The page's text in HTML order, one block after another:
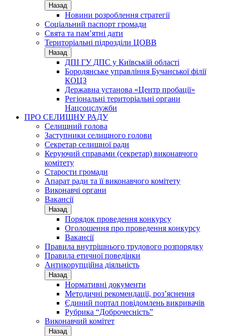
Назад
Новини розроблення стратегії
Соціальний паспорт громади
Свята та пам’ятні дати
Територіальні підрозділи ЦОВВ
Назад
ДПІ ГУ ДПС у Київській області
Бородянське управління Бучанської філії
КОЦЗ
Державна установа «Центр пробації»
Регіональні територіальні органи
Нацсоцслужби
ПРО СЕЛИЩНУ РАДУ
Селищний голова
Заступники селищного голови
Секретар селищної ради
Керуючий справами (секретар) виконавчого
комітету
Старости громади
Апарат ради та її виконавчого комітету
Виконавчі органи
Вакансії
Назад
Порядок проведення конкурсу
Оголошення про проведення конкурсу
Вакансії
Правила внутрішнього трудового розпорядку
Правила етичної поведінки
Антикорупційна діяльність
Назад
Нормативні документи
Методичні рекомендації, роз’яснення
Єдиний портал повідомлень викривачів
Рубрика “Доброчесність”
Виконавчий комітет
Назад